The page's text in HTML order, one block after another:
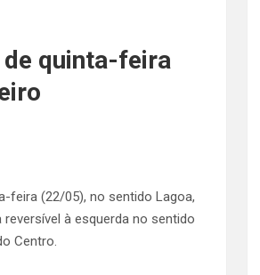
quinta-feira
feira (22/05), no sentido Lagoa,
à esquerda no sentido
Centro.